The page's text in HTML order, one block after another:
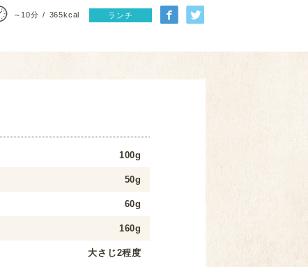
～10分 365kcal ランチ
100g
50g
60g
160g
大さじ2程度